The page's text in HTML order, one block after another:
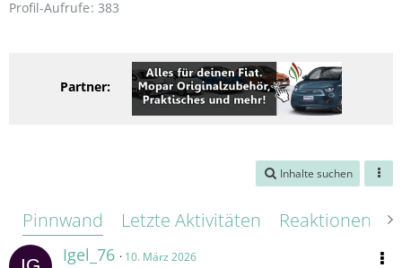
Profil-Aufrufe 383
Partner:
Inhalte suchen
Pinnwand Letzte Aktivitäten Reaktionen
Igel_76 10. März 2026